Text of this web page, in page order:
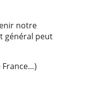
notre
général peut